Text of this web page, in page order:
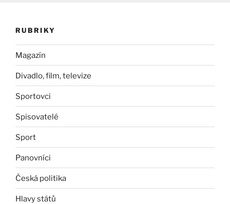
RUBRIKY
Magazín
Divadlo, film, televize
Sportovci
Spisovatelé
Sport
Panovníci
Česká politika
Hlavy států